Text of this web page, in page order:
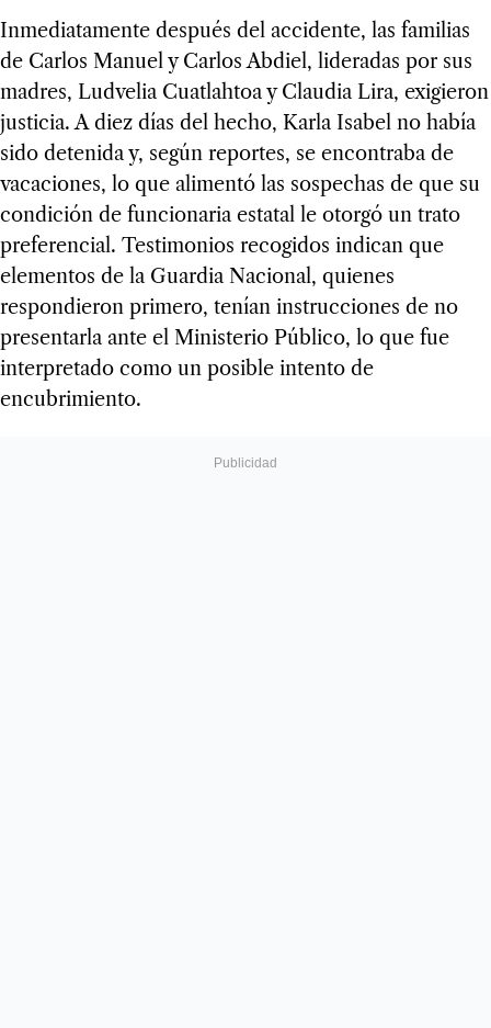
Inmediatamente después del accidente, las familias
de Carlos Manuel y Carlos Abdiel, lideradas por sus
madres, Ludvelia Cuatlahtoa y Claudia Lira, exigieron
justicia. A diez días del hecho, Karla Isabel no había
sido detenida y, según reportes, se encontraba de
vacaciones, lo que alimentó las sospechas de que su
condición de funcionaria estatal le otorgó un trato
preferencial. Testimonios recogidos indican que
elementos de la Guardia Nacional, quienes
respondieron primero, tenían instrucciones de no
presentarla ante el Ministerio Público, lo que fue
interpretado como un posible intento de
encubrimiento.